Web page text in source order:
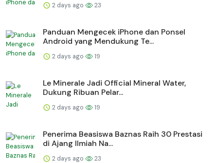
2 days ago 23
Panduan Mengecek iPhone dan Ponsel
Android yang Mendukung Te...
2 days ago 19
Le Minerale Jadi Official Mineral Water,
Dukung Ribuan Pelar...
2 days ago 19
Penerima Beasiswa Baznas Raih 30 Prestasi
di Ajang Ilmiah Na...
2 days ago 23